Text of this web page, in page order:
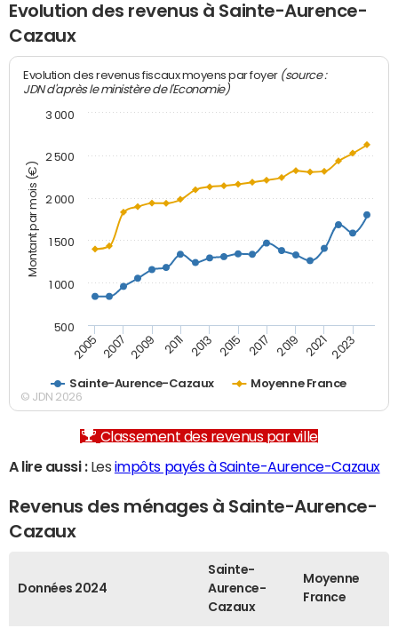
Evolution des revenus à Sainte-Aurence-
Cazaux
Montant par mois (€)
Evolution des revenus fiscaux moyens par foyer (source :
JDN d'après le ministère de l'Economie)
Sainte-Aurence-Cazaux Moyenne France
2005 2007 2009 2011 2013 2015 2017 2019 2021 2023
500
1 000
1 500
2 000
2 500
3 000
© JDN 2026
Classement des revenus par ville
A lire aussi :Les impôts payés à Sainte-Aurence-Cazaux
Revenus des ménages à Sainte-Aurence-
Cazaux
Données 2024
Sainte-
Aurence-
Cazaux
Moyenne
France